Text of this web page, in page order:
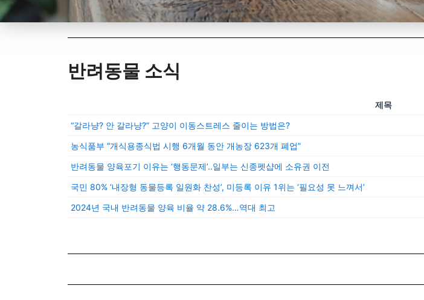
반려동물 소식
제목
“갈라냥? 안 갈라냥?” 고양이 이동스트레스 줄이는 방법은?
농식품부 “개식용종식법 시행 6개월 동안 개농장 623개 폐업”
반려동물 양육포기 이유는 ‘행동문제’..일부는 신종펫샵에 소유권 이전
국민 80% ‘내장형 동물등록 일원화 찬성’, 미등록 이유 1위는 ‘필요성 못 느껴서’
2024년 국내 반려동물 양육 비율 약 28.6%…역대 최고